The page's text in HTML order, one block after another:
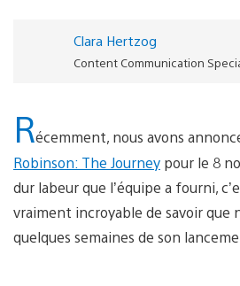
et
Clara Hertzog
Content Communication
Récemment, nous avons
Robinson: The Journey pour le 8
dur labeur que l’équipe a fourni,
vraiment incroyable de savoir que
quelques semaines de son